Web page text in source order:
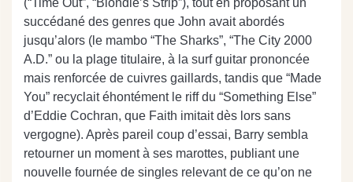
(“Time Out”, “Blondie’s Strip”), tout en proposant un
succédané des genres que John avait abordés
jusqu’alors (le mambo “The Sharks”, “The City 2000
A.D.” ou la plage titulaire, à la surf guitar prononcée
mais renforcée de cuivres gaillards, tandis que “Made
You” recyclait éhontément le riff du “Something Else”
d’Eddie Cochran, que Faith imitait dès lors sans
vergogne). Après pareil coup d’essai, Barry sembla
retourner un moment à ses marottes, publiant une
nouvelle fournée de singles relevant de ce qu’on ne